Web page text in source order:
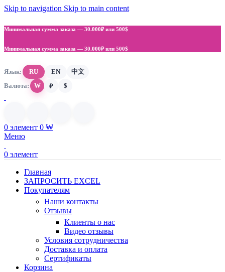
Skip to navigation Skip to main content
Минимальная сумма заказа — 30.000₽ или 500$
Минимальная сумма заказа — 30.000₽ или 500$
Язык: RU EN
中文
Валюта:
₩ ₽ $
0 элемент 0 ₩
Меню
0 элемент
Главная
ЗАПРОСИТЬ EXCEL
Покупателям
Наши контакты
Отзывы
Клиенты о нас
Видео отзывы
Условия сотрудничества
Доставка и оплата
Сертификаты
Корзина